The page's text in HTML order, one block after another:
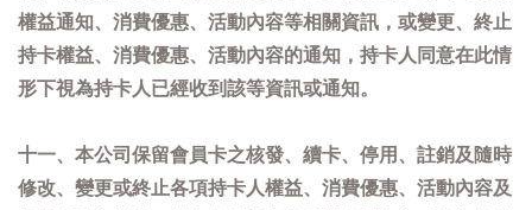
權益通知、消費優惠、活動內容等相關資訊，或變更、終止
持卡權益、消費優惠、活動內容的通知，持卡人同意在此情
形下視為持卡人已經收到該等資訊或通知。
十一、本公司保留會員卡之核發、續卡、停用、註銷及隨時
修改、變更或終止各項持卡人權益、消費優惠、活動內容及